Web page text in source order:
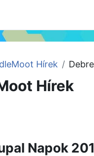
Hírek
Hírek
Napok